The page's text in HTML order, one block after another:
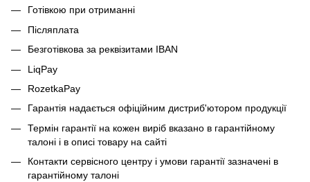
Готівкою при отриманні
Післяплата
Безготівкова за реквізитами IBAN
LiqPay
RozetkaPay
Гарантія надається офіційним дистриб'ютором продукції
Термін гарантії на кожен виріб вказано в гарантійному
талоні і в описі товару на сайті
Контакти сервісного центру і умови гарантії зазначені в
гарантійному талоні